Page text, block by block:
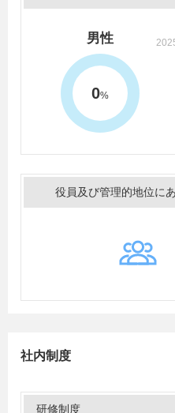
男性
0%
役員及び管理的地位に
社内制度
研修制度